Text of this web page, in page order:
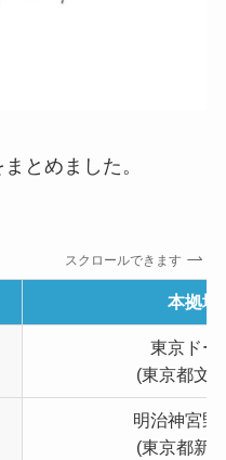
とめました。
スクロールできます
本拠地
東京ドー
(東京都文
明治神宮野
(東京都新